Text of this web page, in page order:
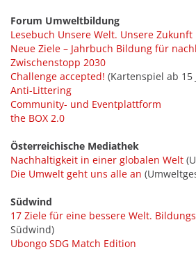
Forum Umweltbildung
Lesebuch Unsere Welt. Unsere Zukunft
Neue Ziele – Jahrbuch Bildung für
Zwischenstopp 2030
Challenge accepted! (Kartenspiel ab 15
Anti-Littering
Community- und Eventplattform
the BOX 2.0
Österreichische Mediathek
Nachhaltigkeit in einer globalen Welt
Die Umwelt geht uns alle an
Südwind
17 Ziele für eine bessere Welt.
Südwind)
Ubongo SDG Match Edition